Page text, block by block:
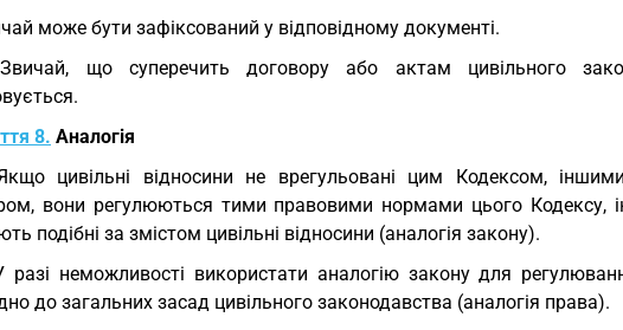
може бути зафіксований у відповідному документі.
що суперечить договору або актам цивільного
8. Аналогія
цивільні відносини не врегульовані цим Кодексом,
вони регулюються тими правовими нормами цього Кодексу,
подібні за змістом цивільні відносини (аналогія закону).
разі неможливості використати аналогію закону для
до загальних засад цивільного законодавства (аналогія права).